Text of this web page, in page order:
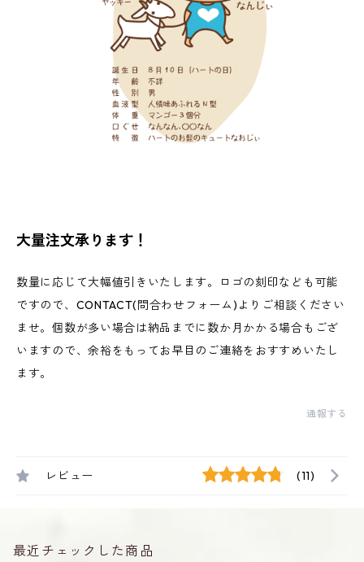
大量注文承ります！
数量に応じて大幅値引きいたします。ロゴの刻印なども可能
ですので、CONTACT(問合わせフォーム)よりご相談ください
ませ。個数が多い場合は納品までに数か月かかる場合もござ
いますので、余裕をもってお早目のご連絡をおすすめいたし
ます。
通報する
レビュー (11)
最近チェックした商品